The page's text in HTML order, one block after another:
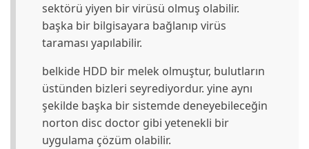
sektörü yiyen bir virüsü olmuş olabilir.
başka bir bilgisayara bağlanıp virüs
taraması yapılabilir.
belkide HDD bir melek olmuştur, bulutların
üstünden bizleri seyrediyordur. yine aynı
şekilde başka bir sistemde deneyebileceğin
norton disc doctor gibi yetenekli bir
uygulama çözüm olabilir.